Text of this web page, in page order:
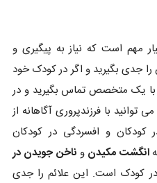
مهم است که نیاز به پیگیری و
جدی بگیرید و اگر در کودک خود
با یک متخصص تماس بگیرید و در
با فرزندپروری آگاهانه از
کودکان و افسردگی در کودکان
انگشت مکیدن و ناخن جویدن در
در کودک است. این علائم را جدی